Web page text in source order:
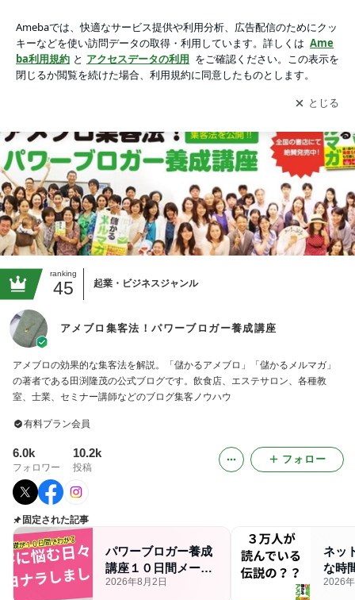
アプリをダウンロードして ブログの更新通知
を受け取りまし
ょう。
開く
ranking
45 起業・ビジネスジャンル
アメブロ集客法！パワーブロガー養成講座
アメブロの効果的な集客法を解説。「儲かるアメブロ」「儲かるメルマガ」
の著者である田渕隆茂の公式ブログです。飲食店、エステサロン、各種教
室、士業、セミナー講師などのブログ集客ノウハウ
有料プラン会員
6.0k
フォロワー
10.2k
投稿
フォロー
固定された記事
パワーブロガー養成
講座１０日間メール
セミナー、確実な集
2026年8月2日
ネッ
な時
方法
2026